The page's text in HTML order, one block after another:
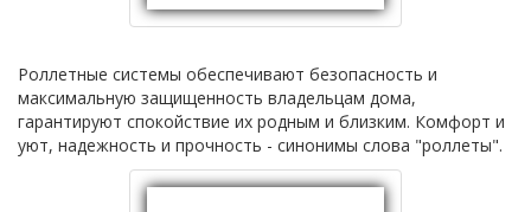
Роллетные системы обеспечивают безопасность и
максимальную защищенность владельцам дома,
гарантируют спокойствие их родным и близким. Комфорт и
уют, надежность и прочность - синонимы слова "роллеты".